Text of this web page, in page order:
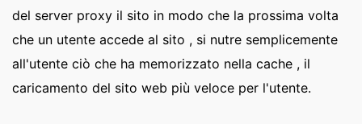
del server proxy il sito in modo che la prossima volta
che un utente accede al sito , si nutre semplicemente
all'utente ciò che ha memorizzato nella cache , il
caricamento del sito web più veloce per l'utente.